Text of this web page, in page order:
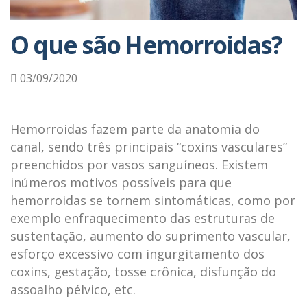
O que são Hemorroidas?
03/09/2020
Hemorroidas fazem parte da anatomia do
canal, sendo três principais “coxins vasculares”
preenchidos por vasos sanguíneos. Existem
inúmeros motivos possíveis para que
hemorroidas se tornem sintomáticas, como por
exemplo enfraquecimento das estruturas de
sustentação, aumento do suprimento vascular,
esforço excessivo com ingurgitamento dos
coxins, gestação, tosse crônica, disfunção do
assoalho pélvico, etc.